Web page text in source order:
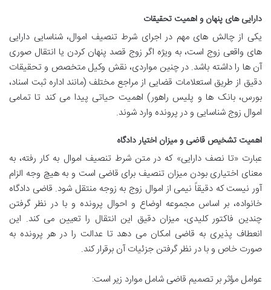
دارایی های پنهان و اهمیت تحقیقات
یکی از چالش های مهم در اجرای شرط تنصیف اموال، شناسایی دارایی
های واقعی زوج است، به ویژه اگر زوج قصد پنهان کردن یا انتقال صوری
آن ها را داشته باشد. در چنین مواردی، نقش وکیل متخصص و تحقیقات
دقیق از طریق استعلامات قضایی از مراجع مختلف (مانند اداره ثبت اسناد،
بورس، بانک ها و پلیس راهور) اهمیت حیاتی پیدا می کند تا تمامی
اموال زوج شناسایی و در پرونده وارد شوند.
اهمیت تشخیص قاضی و میزان اختیار دادگاه
عبارت «تا نصف دارایی» که در متن شرط تنصیف اموال به کار رفته، به
معنای اختیاری بودن میزان تنصیف برای قاضی است و به هیچ وجه الزام
آور نیست که دقیقاً نیمی از اموال زوج به زوجه منتقل شود. قاضی دادگاه
خانواده، بر اساس مجموعه اوضاع و احوال پرونده و با در نظر گرفتن
چندین فاکتور کلیدی، میزان دقیق این انتقال را تعیین می کند. این
انعطاف پذیری به قاضی امکان می دهد تا عدالت را در هر پرونده به
صورت خاص و با در نظر گرفتن جزئیات آن برقرار کند.
عوامل مؤثر بر تصمیم قاضی شامل موارد زیر است: